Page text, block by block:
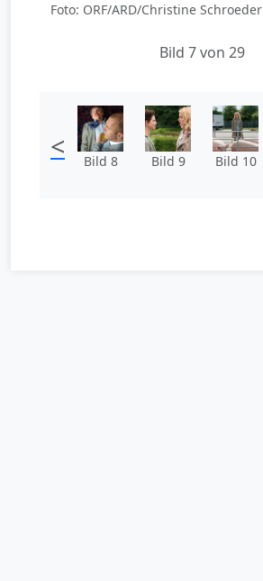
Foto: ORF/ARD/Christine Schroeder
Bild 7 von 29
< Bild 8 Bild 9 Bild 10